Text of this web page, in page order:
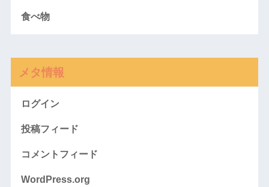
食べ物
メタ情報
ログイン
投稿フィード
コメントフィード
WordPress.org